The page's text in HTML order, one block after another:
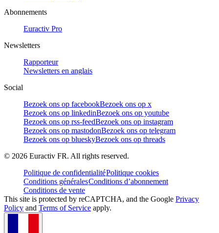
Abonnements
Euractiv Pro
Newsletters
Rapporteur
Newsletters en anglais
Social
Bezoek ons op facebookBezoek ons op x
Bezoek ons op linkedinBezoek ons op youtube
Bezoek ons op rss-feedBezoek ons op instagram
Bezoek ons op mastodonBezoek ons op telegram
Bezoek ons op blueskyBezoek ons op threads
© 2026 Euractiv FR. All rights reserved.
Politique de confidentialitéPolitique cookies
Conditions généralesConditions d’abonnement
Conditions de vente
This site is protected by reCAPTCHA, and the Google Privacy
Policy and Terms of Service apply.